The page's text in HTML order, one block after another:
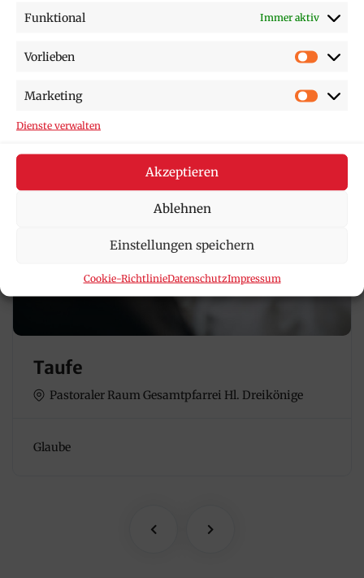
Funktional Immer aktiv
Vorlieben
Marketing
Dienste verwalten
Akzeptieren
Ablehnen
Einstellungen speichern
Cookie-RichtlinieDatenschutzImpressum
Taufe
Pastoraler Raum Gesamtpfarrei Hl. Dreikönige
Glaube